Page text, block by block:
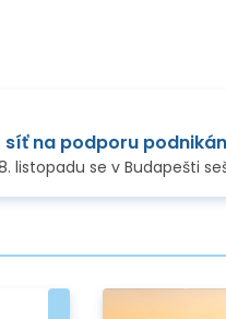
na podporu